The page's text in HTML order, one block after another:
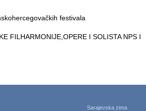
festivala
FILHARMONIJE,OPERE I SOLISTA NPS I
Sarajevska zima